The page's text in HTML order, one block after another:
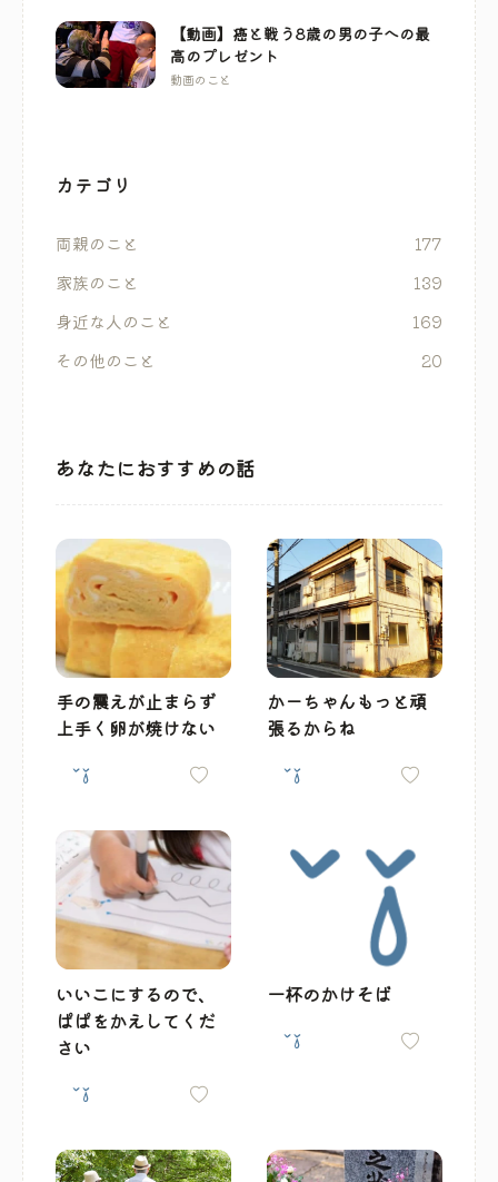
【動画】癌と戦う8歳の男の子への最
高のプレゼント
動画のこと
カテゴリ
両親のこと
177
家族のこと
139
身近な人のこと
169
その他のこと
20
あなたにおすすめの話
手の震えが止まらず
上手く卵が焼けない
かーちゃんもっと頑
張るからね
いいこにするので、
ぱぱをかえしてくだ
さい
一杯のかけそば